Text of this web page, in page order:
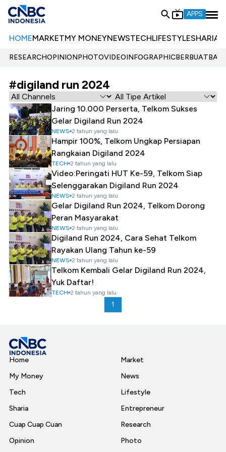
APPS
HOMEMARKETMY MONEYNEWSTECHLIFESTYLESHARIA
RESEARCHOPINIONPHOTOVIDEOINFOGRAPHIC
#digiland run 2024
Jaring 10.000 Perserta, Telkom Sukses
Gelar Digiland Run 2024
NEWS 2 tahun yang lalu
Hampir 100%, Telkom Ungkap Persiapan
Rangkaian Digiland 2024
TECH 2 tahun yang lalu
Video:Peringati HUT Ke-59, Telkom Siap
Selenggarakan Digiland Run 2024
NEWS 2 tahun yang lalu
Gelar Digiland Run 2024, Telkom Dorong
Peran Masyarakat
NEWS 2 tahun yang lalu
Digiland Run 2024, Cara Sehat Telkom
Rayakan Ulang Tahun ke-59
NEWS 2 tahun yang lalu
Telkom Kembali Gelar Digiland Run 2024,
Yuk Daftar!
TECH 2 tahun yang lalu
1
Home
My Money
Tech
Sharia
Cuap Cuap Cuan
Opinion
Market
News
Lifestyle
Entrepreneur
Research
Photo